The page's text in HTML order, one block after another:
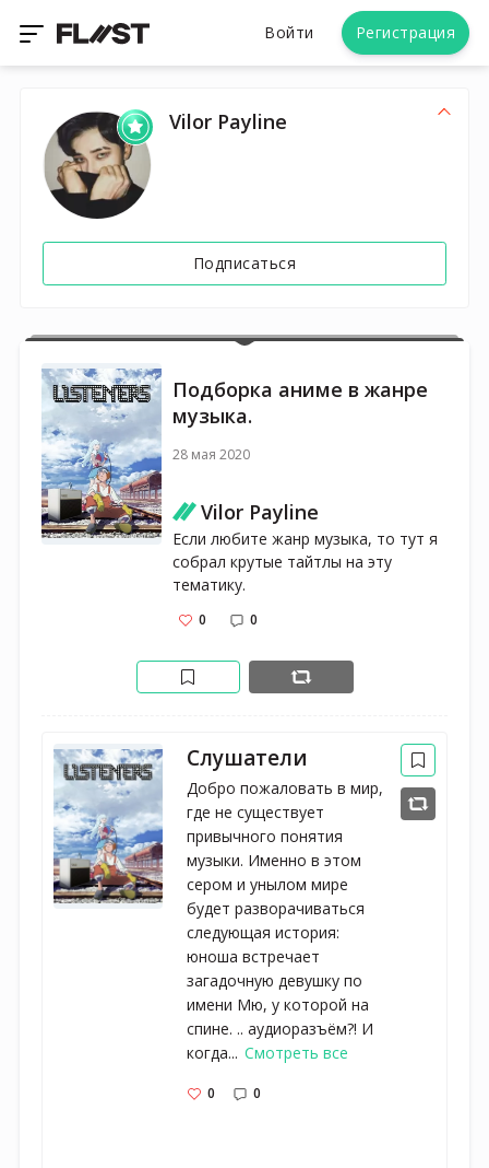
Войти Регистрация
Vilor Payline
Подписаться
Подборка аниме в жанре
музыка.
28 мая 2020
Vilor Payline
Если любите жанр музыка, то тут я
собрал крутые тайтлы на эту
тематику.
0 0
Слушатели
Добро пожаловать в мир,
где не существует
привычного понятия
музыки. Именно в этом
сером и унылом мире
будет разворачиваться
следующая история:
юноша встречает
загадочную девушку по
имени Мю, у которой на
спине. .. аудиоразъём?! И
когда... Смотреть все
0 0